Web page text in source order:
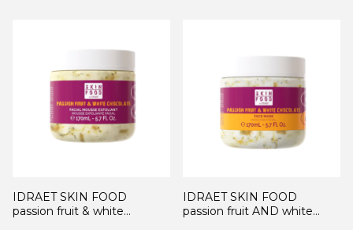
IDRAET SKIN FOOD
passion fruit & white
IDRAET SKIN FOOD
passion fruit AND white